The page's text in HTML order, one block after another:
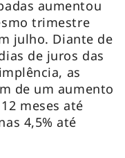
aumentou
trimestre
julho. Diante de
de juros das
as
de um aumento
meses até
4,5% até